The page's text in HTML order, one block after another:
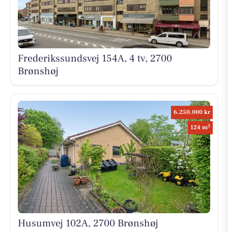
Frederikssundsvej 154A, 4 tv, 2700
Brønshøj
6.250.000 kr
124 m2
Husumvej 102A, 2700 Brønshøj